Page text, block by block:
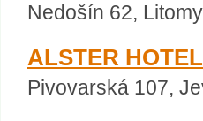
Nedošín 62,
ALSTER HOTEL
Pivovarská 107,